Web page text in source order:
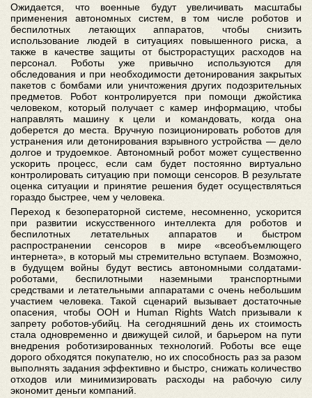
Ожидается, что военные будут увеличивать масштабы
применения автономных систем, в том числе роботов и
беспилотных летающих аппаратов, чтобы снизить
использование людей в ситуациях повышенного риска, а
также в качестве защиты от быстрорастущих расходов на
персонал. Роботы уже привычно используются для
обследования и при необходимости детонирования закрытых
пакетов с бомбами или уничтожения других подозрительных
предметов. Робот контролируется при помощи джойстика
человеком, который получает с камер информацию, чтобы
направлять машину к цели и командовать, когда она
доберется до места. Вручную позиционировать роботов для
устранения или детонирования взрывного устройства — дело
долгое и трудоемкое. Автономный робот может существенно
ускорить процесс, если сам будет постоянно виртуально
контролировать ситуацию при помощи сенсоров. В результате
оценка ситуации и принятие решения будет осуществляться
гораздо быстрее, чем у человека.
Переход к безоператорной системе, несомненно, ускорится
при развитии искусственного интеллекта для роботов и
беспилотных летательных аппаратов и быстром
распространении сенсоров в мире «всеобъемлющего
интернета», в который мы стремительно вступаем. Возможно,
в будущем войны будут вестись автономными солдатами-
роботами, беспилотными наземными транспортными
средствами и летательными аппаратами с очень небольшим
участием человека. Такой сценарий вызывает достаточные
опасения, чтобы ООН и Human Rights Watch призывали к
запрету роботов-убийц. На сегодняшний день их стоимость
стала одновременно и движущей силой, и барьером на пути
внедрения роботизированных технологий. Роботы все еще
дорого обходятся покупателю, но их способность раз за разом
выполнять задания эффективно и быстро, снижать количество
отходов или минимизировать расходы на рабочую силу
экономит деньги компаний.